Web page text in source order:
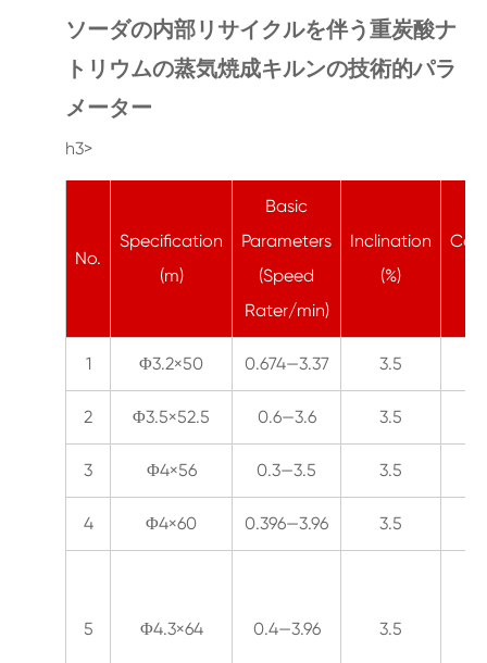
ソーダの内部リサイクルを伴う重炭酸ナ
トリウムの蒸気焼成キルンの技術的パラ
メーター
h3>
No.
Specification
(m)
Basic
Parameters
(Speed
Rater/min)
Inclination
(%)
1 Φ3.2×50 0.674—3.37 3.5
2 Φ3.5×52.5 0.6—3.6 3.5
3 Φ4×56 0.3—3.5 3.5
4 Φ4×60 0.396—3.96 3.5
5 Φ4.3×64 0.4—3.96 3.5